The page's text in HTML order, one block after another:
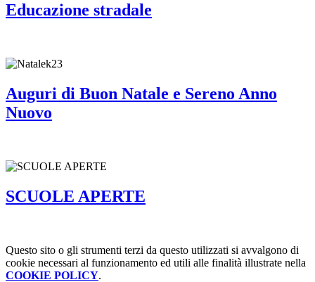
Educazione stradale
Auguri di Buon Natale e Sereno Anno
Nuovo
SCUOLE APERTE
Questo sito o gli strumenti terzi da questo utilizzati si avvalgono di
cookie necessari al funzionamento ed utili alle finalità illustrate nella
COOKIE POLICY.